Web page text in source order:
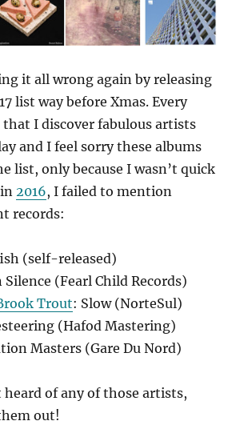
it all wrong again by releasing
list way before Xmas. Every
that I discover fabulous artists
and I feel sorry these albums
list, only because I wasn’t quick
in2016, I failed to mention
records:
(self-released)
Silence (Fearl Child Records)
Trout: Slow (NorteSul)
(Hafod Mastering)
Masters (Gare Du Nord)
heard of any of those artists,
out!